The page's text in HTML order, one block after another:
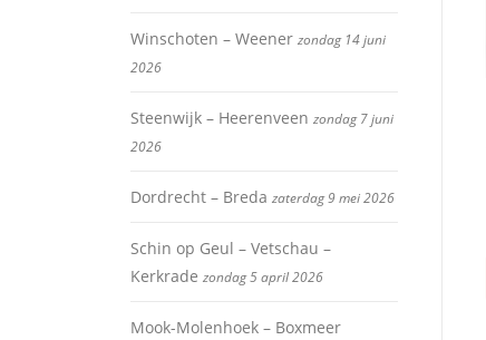
Winschoten – Weener zondag 14 juni
2026
Steenwijk – Heerenveen zondag 7 juni
2026
Dordrecht – Breda zaterdag 9 mei 2026
Schin op Geul – Vetschau –
Kerkrade zondag 5 april 2026
Mook-Molenhoek – Boxmeer